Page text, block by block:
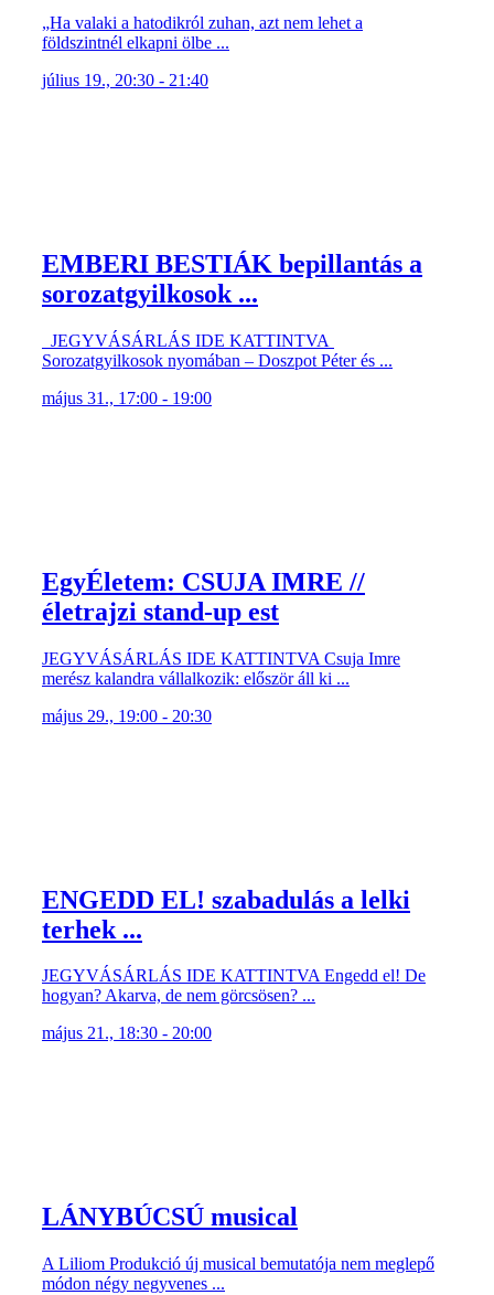
„Ha valaki a hatodikról zuhan, azt nem lehet a
földszintnél elkapni ölbe ...
július 19., 20:30 - 21:40
EMBERI BESTIÁK bepillantás a
sorozatgyilkosok ...
JEGYVÁSÁRLÁS IDE KATTINTVA
Sorozatgyilkosok nyomában – Doszpot Péter és ...
május 31., 17:00 - 19:00
EgyÉletem: CSUJA IMRE //
életrajzi stand-up est
JEGYVÁSÁRLÁS IDE KATTINTVA Csuja Imre
merész kalandra vállalkozik: először áll ki ...
május 29., 19:00 - 20:30
ENGEDD EL! szabadulás a lelki
terhek ...
JEGYVÁSÁRLÁS IDE KATTINTVA Engedd el! De
hogyan? Akarva, de nem görcsösen? ...
május 21., 18:30 - 20:00
LÁNYBÚCSÚ musical
A Liliom Produkció új musical bemutatója nem meglepő
módon négy negyvenes ...